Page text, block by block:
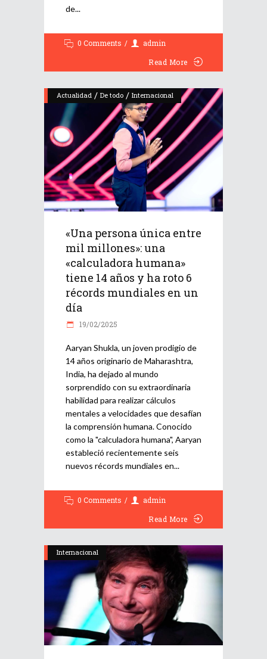
de
0 Comments
admin
Read More
Actualidad / De todo / Internacional
«Una persona única entre
mil millones»: una
«calculadora humana»
tiene 14 años y ha roto 6
récords mundiales en un
día
19/02/2025
Aaryan Shukla, un joven prodigio de
14 años originario de Maharashtra,
India, ha dejado al mundo
sorprendido con su extraordinaria
habilidad para realizar cálculos
mentales a velocidades que desafían
la comprensión humana. Conocido
como la "calculadora humana", Aaryan
estableció recientemente seis
nuevos récords mundiales en
0 Comments
admin
Read More
Internacional